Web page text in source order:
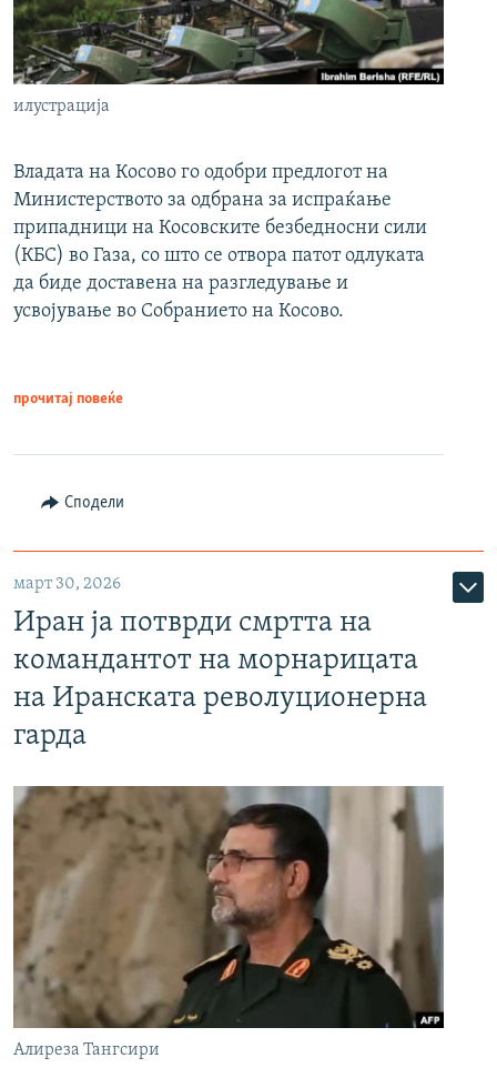
илустрација
Владата на Косово го одобри предлогот на
Министерството за одбрана за испраќање
припадници на Косовските безбедносни сили
(КБС) во Газа, со што се отвора патот одлуката
да биде доставена на разгледување и
усвојување во Собранието на Косово.
прочитај повеќе
Сподели
март 30, 2026
Иран ја потврди смртта на
командантот на морнарицата
на Иранската револуционерна
гарда
Алиреза Тангсири